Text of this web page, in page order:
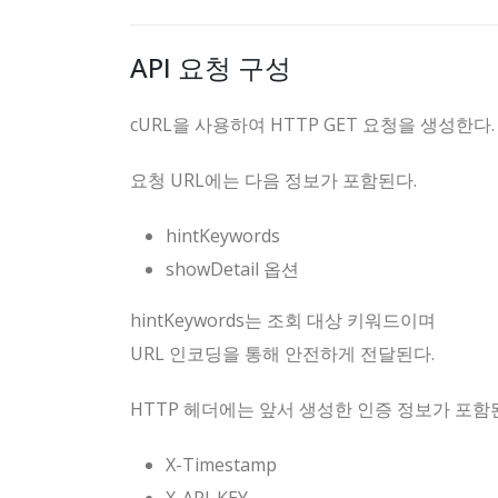
API 요청 구성
cURL을 사용하여 HTTP GET 요청을 생성한다.
요청 URL에는 다음 정보가 포함된다.
hintKeywords
showDetail 옵션
hintKeywords는 조회 대상 키워드이며
URL 인코딩을 통해 안전하게 전달된다.
HTTP 헤더에는 앞서 생성한 인증 정보가 포함
X-Timestamp